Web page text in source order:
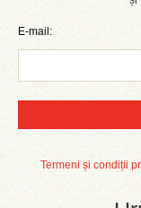
E-mail:
Termeni și condiții